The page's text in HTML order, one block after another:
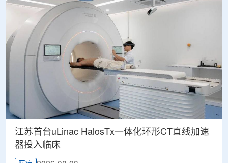
江苏首台uLinac HalosTx一体化环形CT直线加速
器投入临床